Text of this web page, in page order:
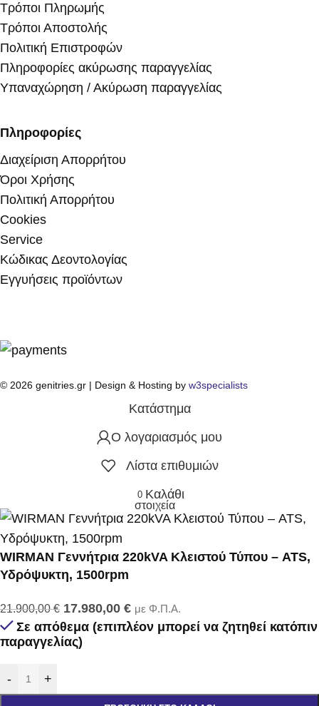
Τρόποι Πληρωμής
Τρόποι Αποστολής
Πολιτική Επιστροφών
Πληροφορίες ακύρωσης παραγγελίας
Υπαναχώρηση / Ακύρωση παραγγελίας
Πληροφορίες
Διαχείριση Απορρήτου
Όροι Χρήσης
Πολιτική Απορρήτου
Cookies
Service
Κώδικας Δεοντολογίας
Εγγυήσεις προϊόντων
© 2026 genitries.gr | Design & Hosting by w3specialists
Κατάστημα
Ο λογαριασμός μου
Λίστα επιθυμιών
0
στοιχεία
Καλάθι
WIRMAN Γεννήτρια 220kVA Κλειστού Τύπου – ATS,
Υδρόψυκτη, 1500rpm
21.900,00€ 17.980,00 € με Φ.Π.Α.
Σε απόθεμα (επιπλέον μπορεί να ζητηθεί κατόπιν
παραγγελίας)
- +